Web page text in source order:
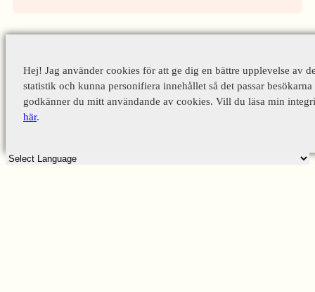
Hej! Jag använder cookies för att ge dig en bättre upplevelse av
statistik och kunna personifiera innehållet så det passar
godkänner du mitt användande av cookies. Vill du läsa min
här.